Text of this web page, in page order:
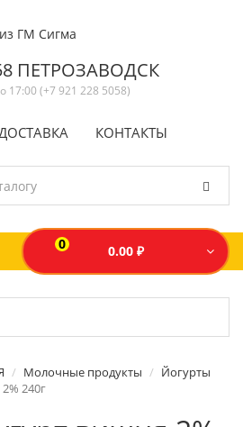
ПЕТРОЗАВОДСК
17:00 (+7 921 228 5058)
КОНТАКТЫ
0 0.00 ₽
Молочные продукты
Йогурты
240г